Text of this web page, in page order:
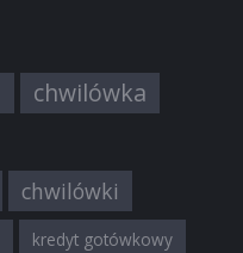
chwilówka
chwilówki
kredyt gotówkowy